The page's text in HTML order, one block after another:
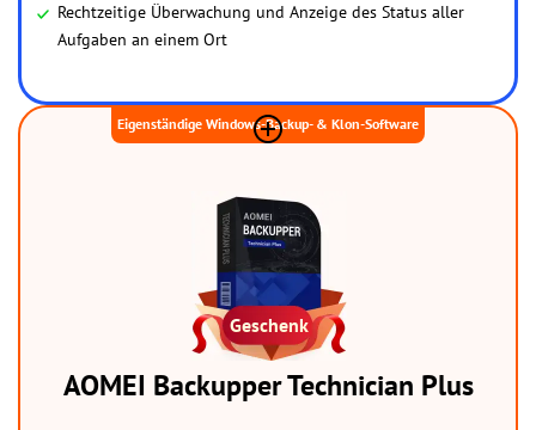
Rechtzeitige Überwachung und Anzeige des Status aller
Aufgaben an einem Ort
Eigenständige Windows-Backup- & Klon-Software
Geschenk
AOMEI Backupper Technician Plus